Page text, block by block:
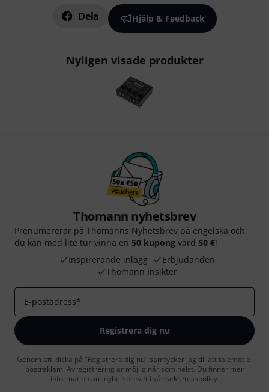
Dela Hjälp & Feedback
Nyligen visade produkter
Thomann nyhetsbrev
Prenumererar på Thomanns Nyhetsbrev på engelska och
du kan med lite tur vinna en 50 kupong värd 50 €!
Inspirerande inlägg
Erbjudanden
Thomann Insikter
E-postadress*
Registrera dig nu
Genom att klicka på "Registrera dig nu" samtycker jag till att ta emot e-
postreklam. Avregistrering är möjlig när som helst. Du finner mer
information om nyhetsbrevet i vår sekretesspolicy.